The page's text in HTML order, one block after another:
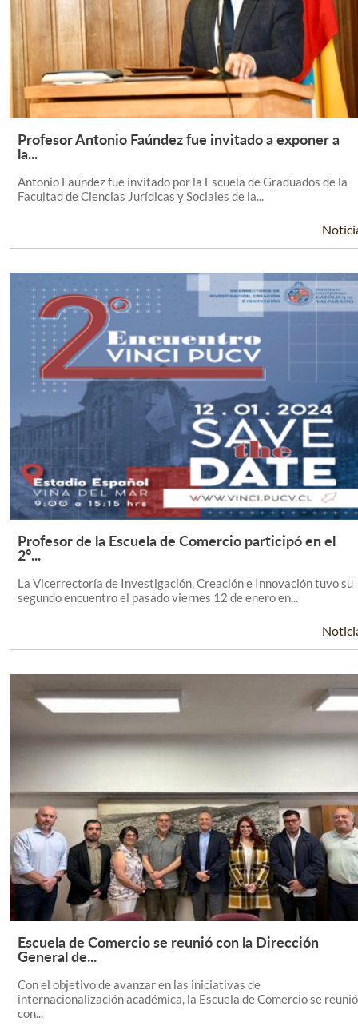
Leer Más +
Profesor Antonio Faúndez fue invitado a exponer a
la...
Antonio Faúndez fue invitado por la Escuela de Graduados de la
Facultad de Ciencias Jurídicas y Sociales de la...
Leer Más +
Profesor de la Escuela de Comercio participó en el
2°...
La Vicerrectoría de Investigación, Creación e Innovación tuvo su
segundo encuentro el pasado viernes 12 de enero en...
Leer Más +
Escuela de Comercio se reunió con la Dirección
General de...
Con el objetivo de avanzar en las iniciativas de
internacionalización académica, la Escuela de Comercio se reunió
con...